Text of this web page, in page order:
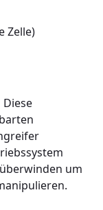
Diese
um